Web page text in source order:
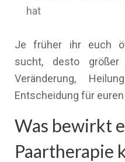
hat
Je früher ihr euch
sucht, desto
Veränderung,
Entscheidung für euren
Was bewirkt
Paartherapie